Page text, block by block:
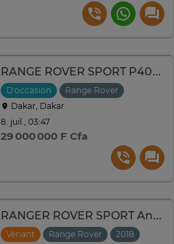
RANGE ROVER SPORT P400e SE
D'occasion Range Rover
Dakar, Dakar
8. juil., 03:47
29 000 000 F Cfa
RANGER ROVER SPORT Année : 2018
Venant Range Rover
2018